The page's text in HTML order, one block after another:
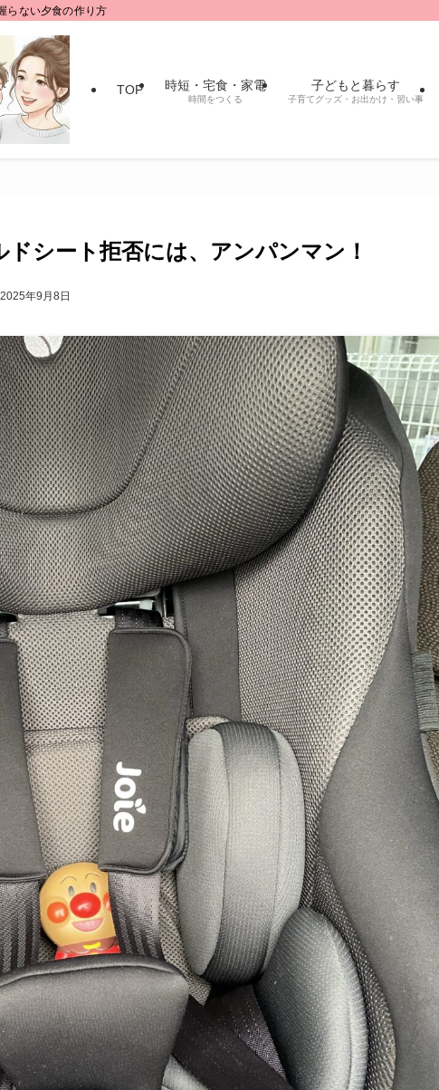
らない夕食の作り方
TOP 時短・宅食・家電
時間をつくる
子どもと暮らす
子育てグッズ・お出かけ・習い事
シート拒否には、アンパンマン！
2025年9月8日